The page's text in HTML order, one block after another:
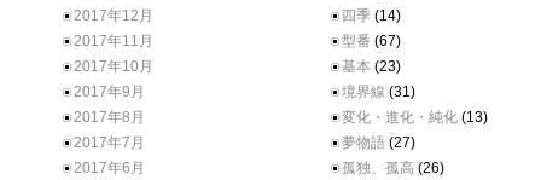
2017年12月
2017年11月
2017年10月
2017年9月
2017年8月
2017年7月
2017年6月
四季 (14)
型番 (67)
基本 (23)
境界線 (31)
変化・進化・純化 (13)
夢物語 (27)
孤独、孤高 (26)